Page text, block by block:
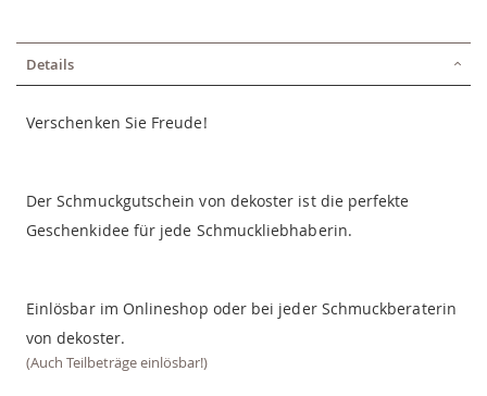
Details
Verschenken Sie Freude!
Der Schmuckgutschein von dekoster ist die perfekte
Geschenkidee für jede Schmuckliebhaberin.
Einlösbar im Onlineshop oder bei jeder Schmuckberaterin
von dekoster.
(Auch Teilbeträge einlösbar!)